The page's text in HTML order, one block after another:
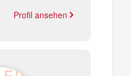
Profil ansehen